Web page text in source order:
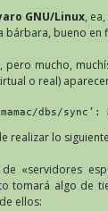
GNU/Linux,
bárbara, bueno en
pero mucho,
o real)
dbs/
realizar lo
«servidores
tomará algo de
ellos: